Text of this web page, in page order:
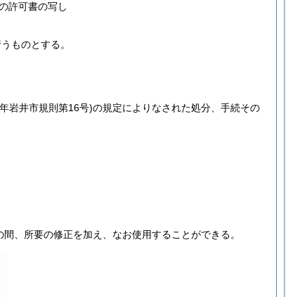
許可書の写し
ものとする。
岩井市規則第16号)の規定によりなされた処分、手続その
、所要の修正を加え、なお使用することができる。